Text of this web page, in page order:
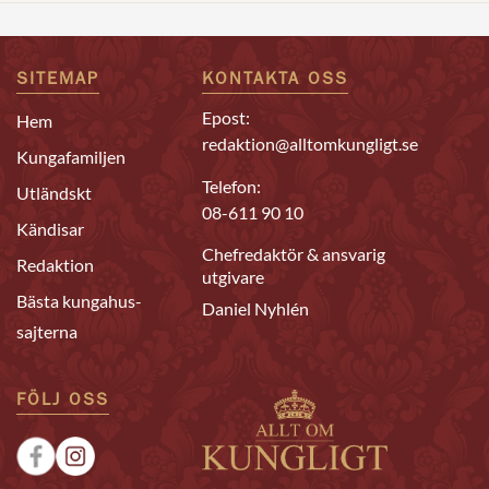
SITEMAP
Hem
Kungafamiljen
Utländskt
Kändisar
Redaktion
Bästa kungahus-
sajterna
KONTAKTA OSS
Epost:
redaktion@alltomkungligt.se
Telefon:
08-611 90 10
Chefredaktör & ansvarig
utgivare
Daniel Nyhlén
FÖLJ OSS